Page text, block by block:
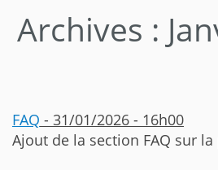
Archives :
FAQ - 31/01/2026 - 16h00
Ajout de la section FAQ sur